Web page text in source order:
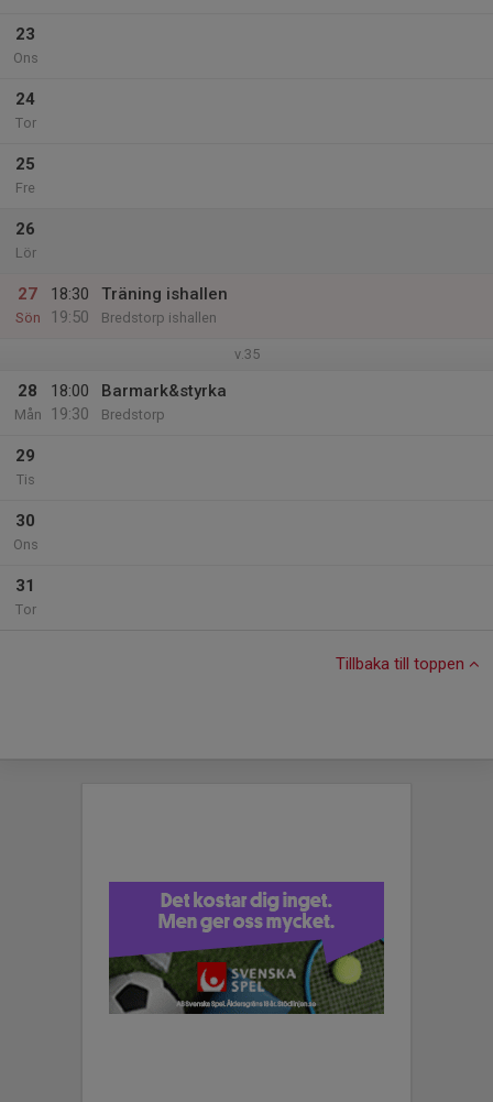
23
Ons
24
Tor
25
Fre
26
Lör
27
Sön
18:30
19:50
Träning ishallen
Bredstorp ishallen
v.35
28
Mån
18:00
19:30
Barmark&styrka
Bredstorp
29
Tis
30
Ons
31
Tor
Tillbaka till toppen